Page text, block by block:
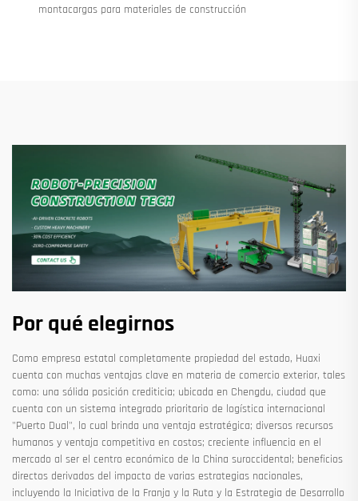
montacargas para materiales de construcción
Por qué elegirnos
Como empresa estatal completamente propiedad del estado, Huaxi
cuenta con muchas ventajas clave en materia de comercio exterior, tales
como: una sólida posición crediticia; ubicada en Chengdu, ciudad que
cuenta con un sistema integrado prioritario de logística internacional
"Puerto Dual", lo cual brinda una ventaja estratégica; diversos recursos
humanos y ventaja competitiva en costos; creciente influencia en el
mercado al ser el centro económico de la China suroccidental; beneficios
directos derivados del impacto de varias estrategias nacionales,
incluyendo la Iniciativa de la Franja y la Ruta y la Estrategia de Desarrollo